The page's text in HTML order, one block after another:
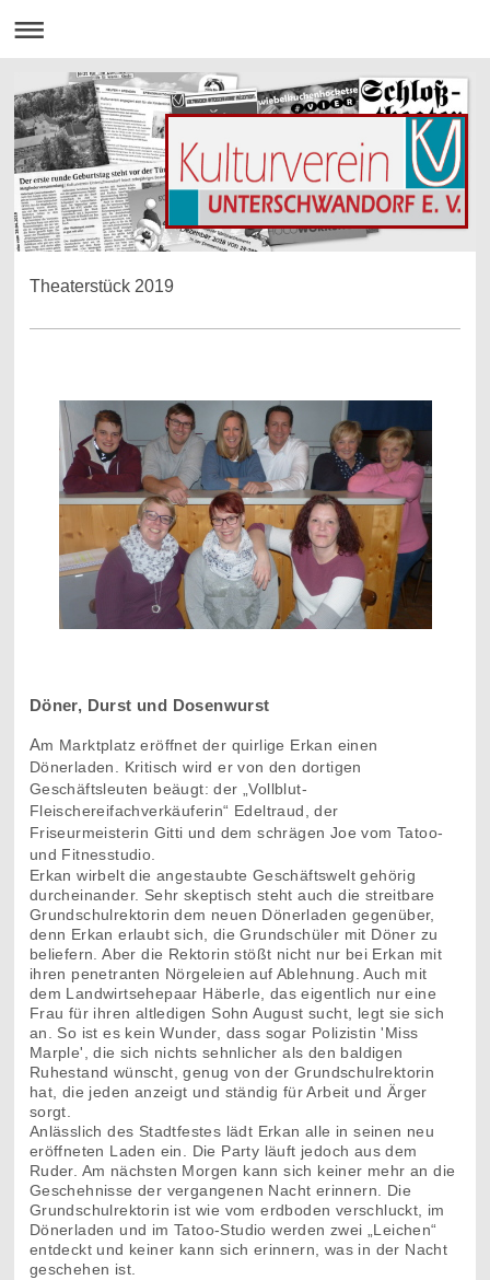
Theaterstück 2019
Döner, Durst und Dosenwurst
Am Marktplatz eröffnet der quirlige Erkan einen
Dönerladen. Kritisch wird er von den dortigen
Geschäftsleuten beäugt: der „Vollblut-
Fleischereifachverkäuferin“ Edeltraud, der
Friseurmeisterin Gitti und dem schrägen Joe vom Tatoo-
und Fitnesstudio.
Erkan wirbelt die angestaubte Geschäftswelt gehörig
durcheinander. Sehr skeptisch steht auch die streitbare
Grundschulrektorin dem neuen Dönerladen gegenüber,
denn Erkan erlaubt sich, die Grundschüler mit Döner zu
beliefern. Aber die Rektorin stößt nicht nur bei Erkan mit
ihren penetranten Nörgeleien auf Ablehnung. Auch mit
dem Landwirtsehepaar Häberle, das eigentlich nur eine
Frau für ihren altledigen Sohn August sucht, legt sie sich
an. So ist es kein Wunder, dass sogar Polizistin 'Miss
Marple', die sich nichts sehnlicher als den baldigen
Ruhestand wünscht, genug von der Grundschulrektorin
hat, die jeden anzeigt und ständig für Arbeit und Ärger
sorgt.
Anlässlich des Stadtfestes lädt Erkan alle in seinen neu
eröffneten Laden ein. Die Party läuft jedoch aus dem
Ruder. Am nächsten Morgen kann sich keiner mehr an die
Geschehnisse der vergangenen Nacht erinnern. Die
Grundschulrektorin ist wie vom erdboden verschluckt, im
Dönerladen und im Tatoo-Studio werden zwei „Leichen“
entdeckt und keiner kann sich erinnern, was in der Nacht
geschehen ist.